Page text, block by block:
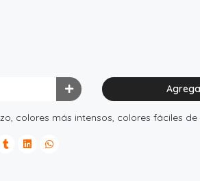
colores más intensos, colores fáciles de